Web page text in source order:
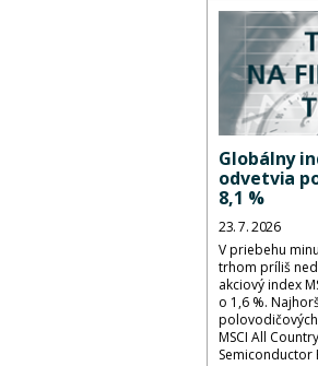
Globálny
odvetvia
8,1 %
23. 7. 2026
V priebehu
trhom príliš
akciový index
o 1,6 %.
MSCI All
Semiconductor